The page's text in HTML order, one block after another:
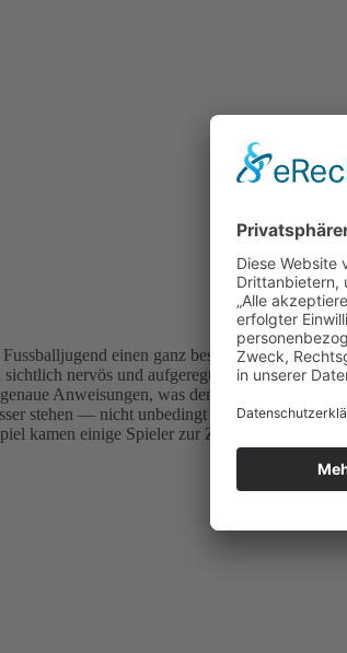
einen ganz besonderen Tag:
nervös und aufgeregt und die Betreuer
Anweisungen, was den Ablauf betrifft.
stehen — nicht unbedingt die besten
kamen einige Spieler zur Zuschauertribüne